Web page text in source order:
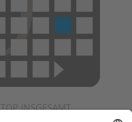
TOP INSGESAMT